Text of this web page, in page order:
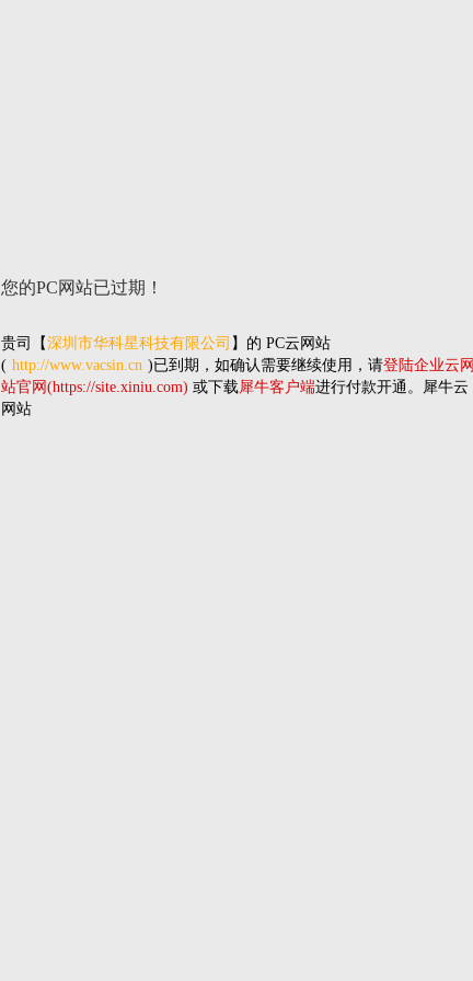
您的PC网站已过期！
贵司 【深圳市华科星科技有限公司 】的 PC云网站
( http://www.vacsin.cn )已到期，如确认需要继续使用，请登陆企业云网
站官网(https://site.xiniu.com) 或下载犀牛客户端进行付款开通。犀牛云
网站